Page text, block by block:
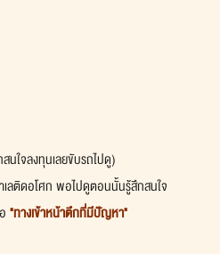
ใจลงทุนเลยขับรถไปดู)
ลติดอโศก พอไปดูตอนนั้นรู้สึกสนใจ
"ทางเข้าหน้าตึกที่มีปัญหา"